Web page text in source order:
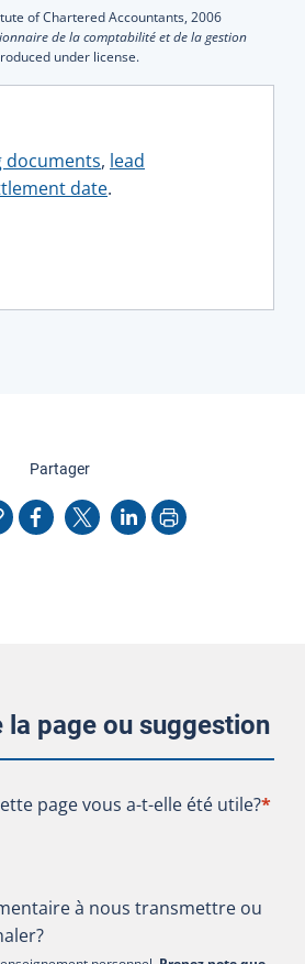
of Chartered Accountants, 2006
de la comptabilité et de la gestion
under license.
documents, lead
date.
Partagercette page
l'adresse
Facebook
X LinkedInImprimer
la page ou suggestion
page vous a-t-elle été utile?
page vous a-t-elle été utile?*
à nous transmettre ou